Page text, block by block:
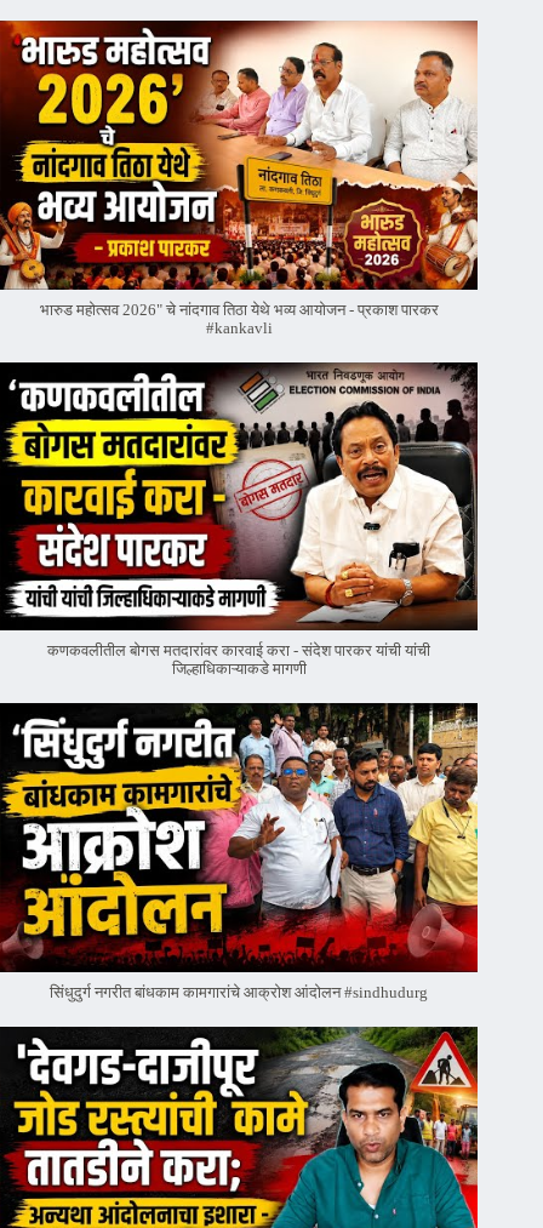
भारुड महोत्सव 2026" चे नांदगाव तिठा येथे भव्य आयोजन - प्रकाश पारकर
#kankavli
कणकवलीतील बोगस मतदारांवर‌ कारवाई करा - संदेश पारकर यांची यांची
जिल्हाधिकाऱ्याकडे मागणी
सिंधुदुर्ग नगरीत बांधकाम कामगारांचे आक्रोश आंदोलन #sindhudurg